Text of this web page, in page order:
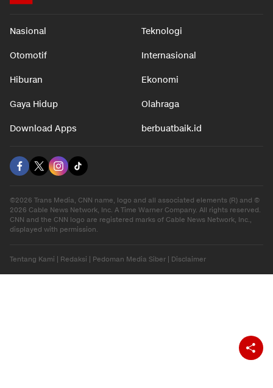
Nasional Teknologi
Otomotif Internasional
Hiburan Ekonomi
Gaya Hidup Olahraga
Download Apps berbuatbaik.id
©2026 Trans Media, CNN name, logo and all associated elements (R) and ©
2026 Cable News Network, Inc. A Time Warner Company. All rights reserved.
CNN and the CNN logo are registered marks of Cable News Network, Inc.,
displayed with permission.
Tentang Kami | Redaksi | Pedoman Media Siber | Disclaimer